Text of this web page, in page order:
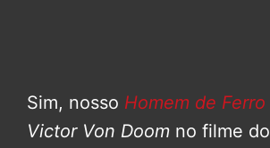
Sim, nosso Homem de Ferro
Victor Von Doom no filme do